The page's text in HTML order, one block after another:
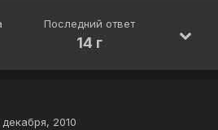
Последний ответ
14 г
декабря, 2010